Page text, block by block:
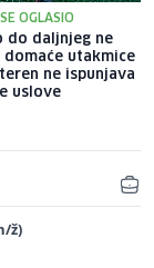
OGLASIO
do daljnjeg ne
utakmice
ne ispunjava
uslove
ž)